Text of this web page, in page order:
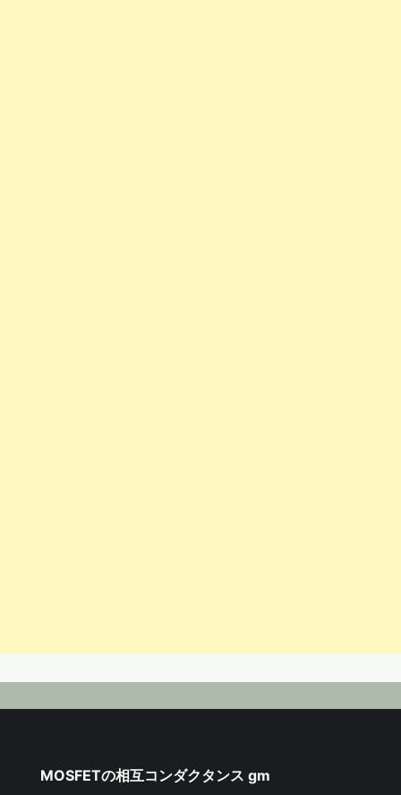
MOSFETの相互コンダクタンス gm